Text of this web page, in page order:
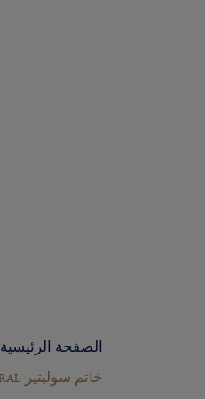
الصفحة الرئيسية
خاتم سوليتير JOSÉPHINE ÉCLAT FLORAL "جوزفين إيكلا فلورال" وزنه 2 قيراط